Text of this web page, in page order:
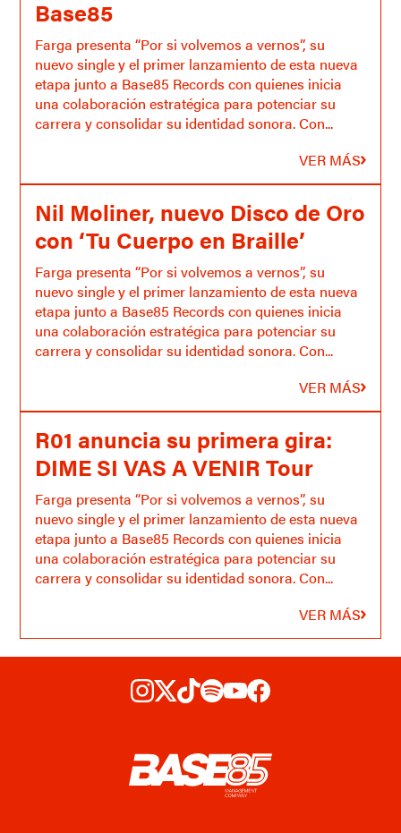
Base85
Farga presenta “Por si volvemos a vernos”, su
nuevo single y el primer lanzamiento de esta nueva
etapa junto a Base85 Records con quienes inicia
una colaboración estratégica para potenciar su
carrera y consolidar su identidad sonora. Con...
VER MÁS
Nil Moliner, nuevo Disco de Oro
con ‘Tu Cuerpo en Braille’
Farga presenta “Por si volvemos a vernos”, su
nuevo single y el primer lanzamiento de esta nueva
etapa junto a Base85 Records con quienes inicia
una colaboración estratégica para potenciar su
carrera y consolidar su identidad sonora. Con...
VER MÁS
R01 anuncia su primera gira:
DIME SI VAS A VENIR Tour
Farga presenta “Por si volvemos a vernos”, su
nuevo single y el primer lanzamiento de esta nueva
etapa junto a Base85 Records con quienes inicia
una colaboración estratégica para potenciar su
carrera y consolidar su identidad sonora. Con...
VER MÁS